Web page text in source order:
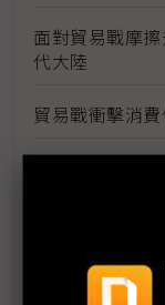
面對貿易戰摩
代大陸
貿易戰衝擊消
金像電耕耘網